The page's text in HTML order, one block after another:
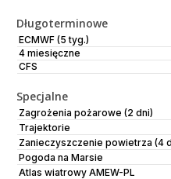
Długoterminowe
ECMWF (5 tyg.)
4 miesięczne
CFS
Specjalne
Zagrożenia pożarowe (2 dni)
Trajektorie
Zanieczyszczenie powietrza (4
Pogoda na Marsie
Atlas wiatrowy AMEW-PL